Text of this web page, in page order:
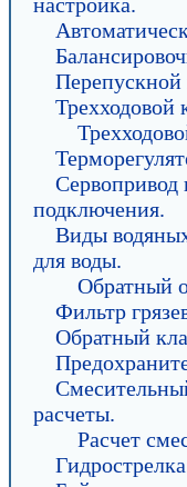
Перепускной
Трехходовой
Сервопривод
подключения.
Виды
для воды.
Обратный
Фильтр
Обратный
расчеты.
Расчет